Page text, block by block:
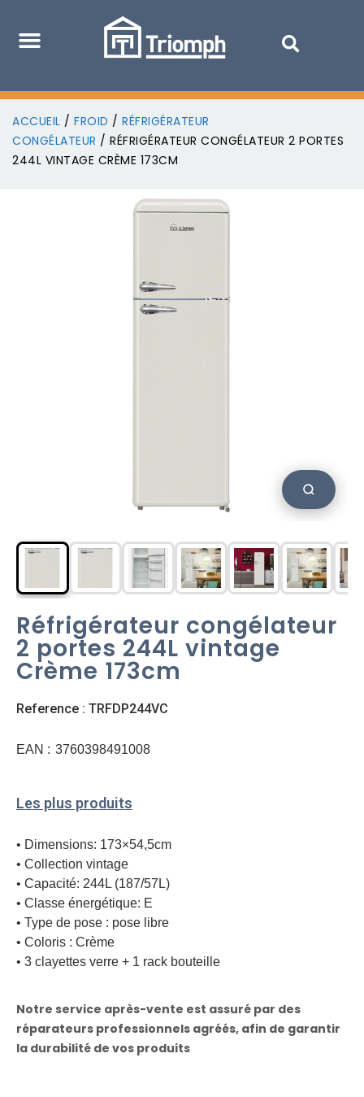
ACCUEIL / FROID / RÉFRIGÉRATEUR
CONGÉLATEUR / RÉFRIGÉRATEUR CONGÉLATEUR 2 PORTES
244L VINTAGE CRÈME 173CM
Réfrigérateur congélateur
2 portes 244L vintage
Crème 173cm
Reference : TRFDP244VC
EAN : 3760398491008
Les plus produits
• Dimensions: 173×54,5cm
• Collection vintage
• Capacité: 244L (187/57L)
• Classe énergétique: E
• Type de pose : pose libre
• Coloris : Crème
• 3 clayettes verre + 1 rack bouteille
Notre service après-vente est assuré par des
réparateurs professionnels agréés, afin de garantir
la durabilité de vos produits